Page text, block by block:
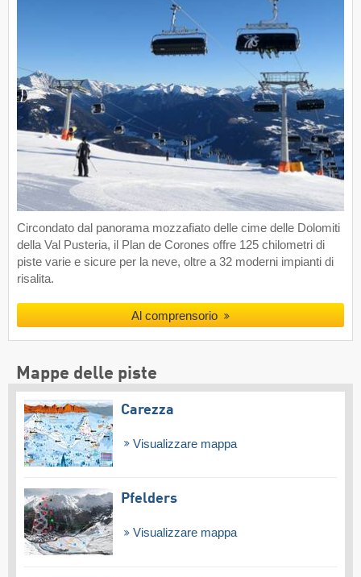
Circondato dal panorama mozzafiato delle cime delle Dolomiti
della Val Pusteria, il Plan de Corones offre 125 chilometri di
piste varie e sicure per la neve, oltre a 32 moderni impianti di
risalita.
Al comprensorio
Mappe delle piste
Carezza
Visualizzare mappa
Pfelders
Visualizzare mappa